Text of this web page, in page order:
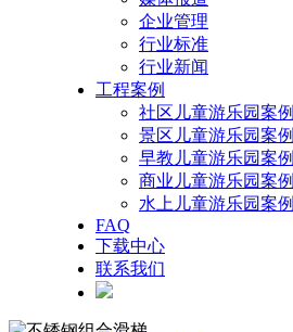
企业管理
行业标准
行业新闻
工程案例
社区儿童游乐园案例
景区儿童游乐园案例
早教儿童游乐园案例
商业儿童游乐园案例
水上儿童游乐园案例
FAQ
下载中心
联系我们